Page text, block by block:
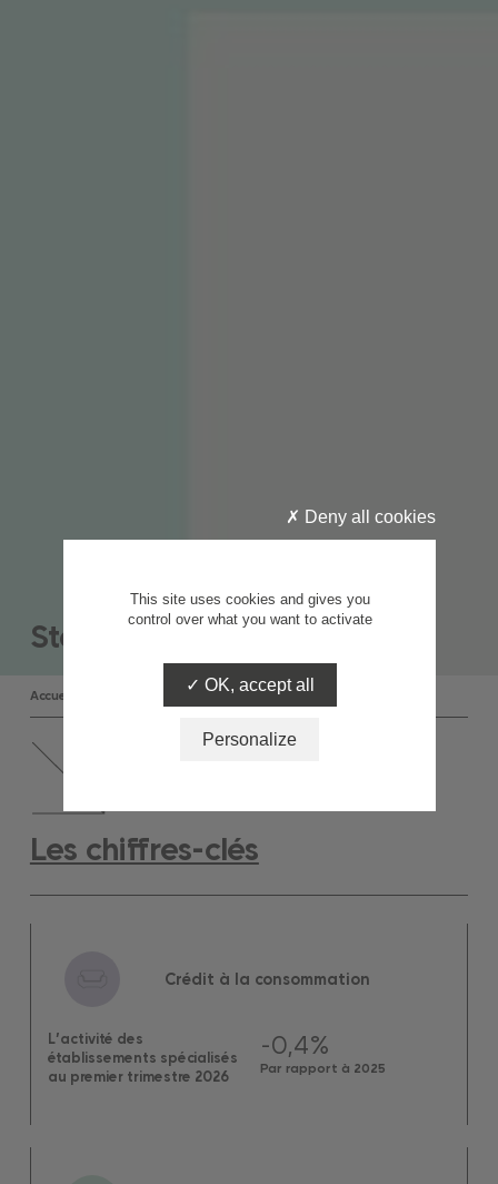
Statistiques
Accueil Toutes les statistiques
Les chiffres-clés
Crédit à la consommation
L’activité des
établissements spécialisés
au premier trimestre 2026
-0,4%
Par rapport à 2025
This site uses cookies and gives you
control over what you want to activate
OK, accept all
Deny all cookies
Personalize